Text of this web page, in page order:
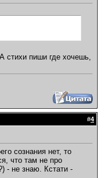
стихи пиши где хочешь,
#4
сознания нет, то
что там не про
- не знаю. Кстати -